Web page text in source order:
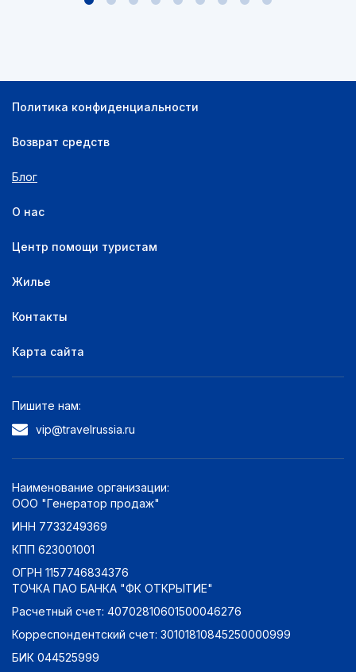
Политика конфиденциальности
Возврат средств
Блог
О нас
Центр помощи туристам
Жилье
Контакты
Карта сайта
Пишите нам:
vip@travelrussia.ru
Наименование организации:
ООО "Генератор продаж"
ИНН 7733249369
КПП 623001001
ОГРН 1157746834376
ТОЧКА ПАО БАНКА "ФК ОТКРЫТИЕ"
Расчетный счет: 40702810601500046276
Корреспондентский счет: 30101810845250000999
БИК 044525999